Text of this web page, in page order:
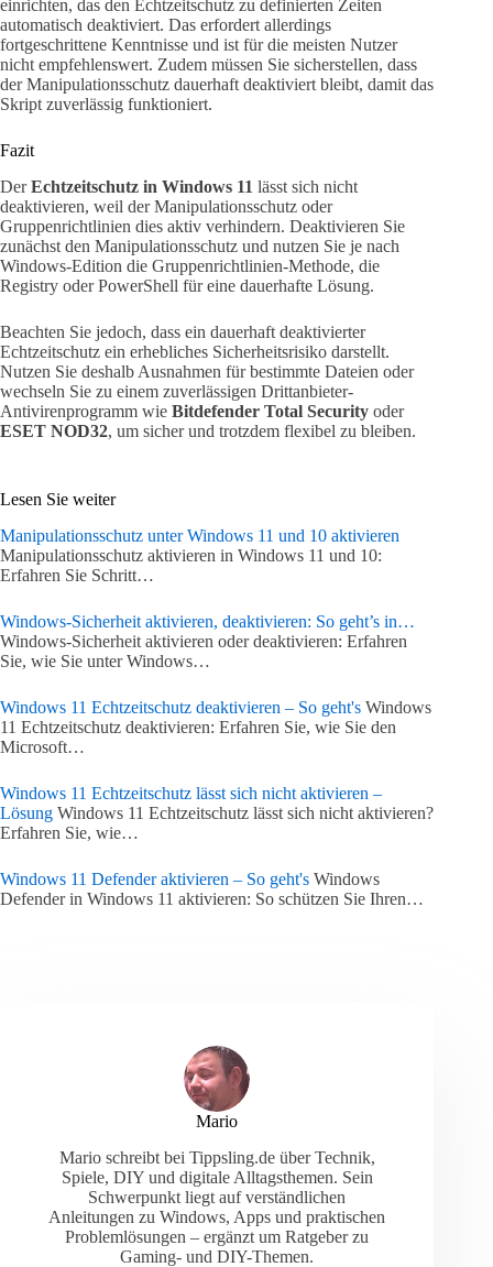
einrichten, das den Echtzeitschutz zu definierten Zeiten
automatisch deaktiviert. Das erfordert allerdings
fortgeschrittene Kenntnisse und ist für die meisten Nutzer
nicht empfehlenswert. Zudem müssen Sie sicherstellen, dass
der Manipulationsschutz dauerhaft deaktiviert bleibt, damit das
Skript zuverlässig funktioniert.
Fazit
DerEchtzeitschutz in Windows 11 lässt sich nicht
deaktivieren, weil der Manipulationsschutz oder
Gruppenrichtlinien dies aktiv verhindern. Deaktivieren Sie
zunächst den Manipulationsschutz und nutzen Sie je nach
Windows-Edition die Gruppenrichtlinien-Methode, die
Registry oder PowerShell für eine dauerhafte Lösung.
Beachten Sie jedoch, dass ein dauerhaft deaktivierter
Echtzeitschutz ein erhebliches Sicherheitsrisiko darstellt.
Nutzen Sie deshalb Ausnahmen für bestimmte Dateien oder
wechseln Sie zu einem zuverlässigen Drittanbieter-
Antivirenprogramm wie Bitdefender Total Security oder
ESET NOD32, um sicher und trotzdem flexibel zu bleiben.
Lesen Sie weiter
Manipulationsschutz unter Windows 11 und 10 aktivieren
Manipulationsschutz aktivieren in Windows 11 und 10:
Erfahren Sie Schritt…
Windows-Sicherheit aktivieren, deaktivieren: So geht’s in…
Windows-Sicherheit aktivieren oder deaktivieren: Erfahren
Sie, wie Sie unter Windows…
Windows 11 Echtzeitschutz deaktivieren – So geht's Windows
11 Echtzeitschutz deaktivieren: Erfahren Sie, wie Sie den
Microsoft…
Windows 11 Echtzeitschutz lässt sich nicht aktivieren –
Lösung Windows 11 Echtzeitschutz lässt sich nicht aktivieren?
Erfahren Sie, wie…
Windows 11 Defender aktivieren – So geht's Windows
Defender in Windows 11 aktivieren: So schützen Sie Ihren…
Mario
Mario schreibt bei Tippsling.de über Technik,
Spiele, DIY und digitale Alltagsthemen. Sein
Schwerpunkt liegt auf verständlichen
Anleitungen zu Windows, Apps und praktischen
Problemlösungen – ergänzt um Ratgeber zu
Gaming- und DIY-Themen.